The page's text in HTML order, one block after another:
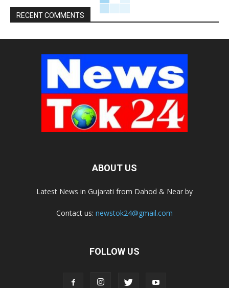
RECENT COMMENTS
ABOUT US
Latest News in Gujarati from Dahod & Near by
Contact us: newstok24@gmail.com
FOLLOW US